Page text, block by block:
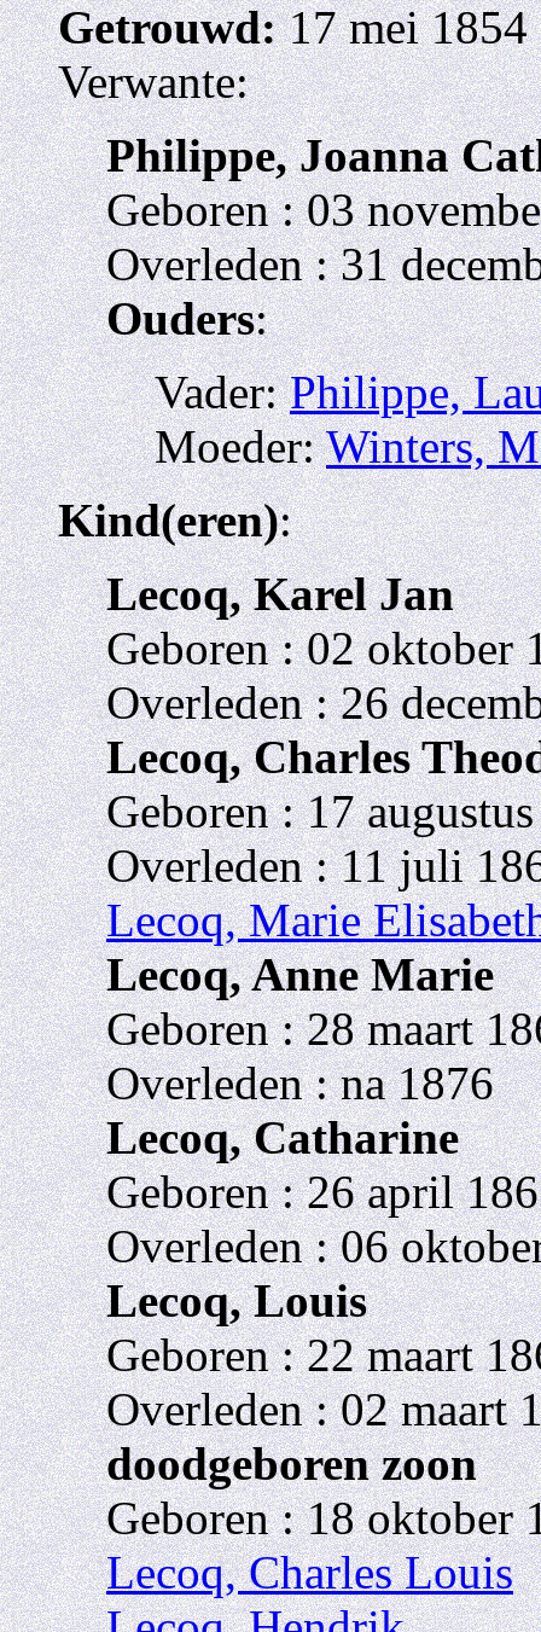
Getrouwd:17 mei 1854
Verwante:
Philippe, Joanna
Geboren : 03
Overleden : 31
Ouders:
Vader:Philippe,
Moeder:Winters,
Kind(eren):
Lecoq, Karel Jan
Geboren : 02 oktober
Overleden : 26
Lecoq, Charles
Geboren : 17
Overleden : 11 juli
Lecoq, Marie
Lecoq, Anne Marie
Geboren : 28 maart
Overleden : na 1876
Lecoq, Catharine
Geboren : 26 april
Overleden : 06
Lecoq, Louis
Geboren : 22 maart
Overleden : 02 maart
doodgeboren zoon
Geboren : 18 oktober
Lecoq, Charles Louis